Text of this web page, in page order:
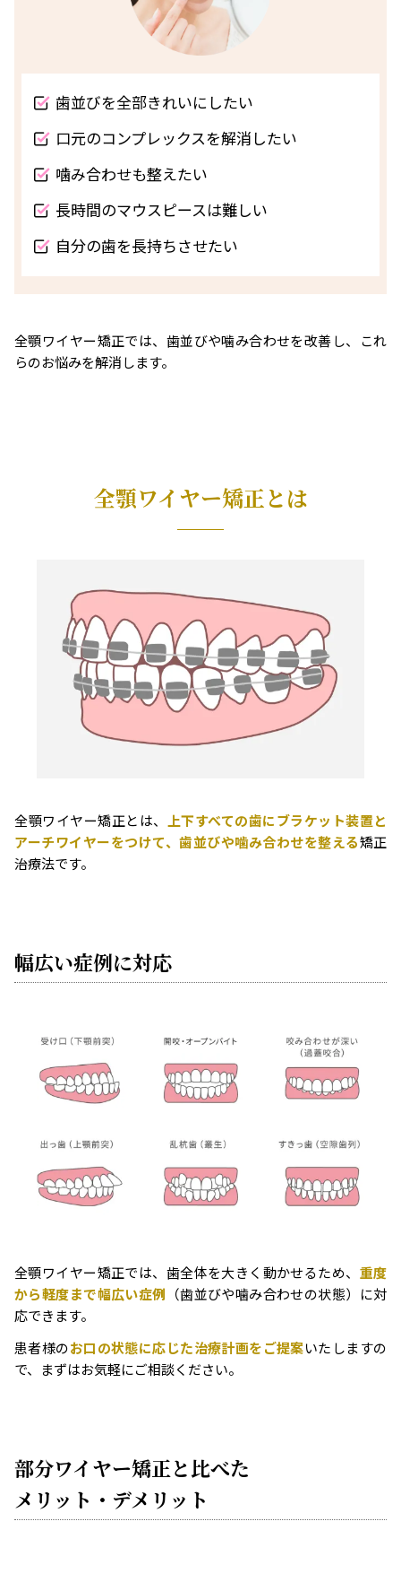
歯並びを全部きれいにしたい
口元のコンプレックスを解消したい
噛み合わせも整えたい
長時間のマウスピースは難しい
自分の歯を長持ちさせたい
全顎ワイヤー矯正では、歯並びや噛み合わせを改善し、これ
らのお悩みを解消します。
全顎ワイヤー矯正とは
全顎ワイヤー矯正とは、
上下すべての歯にブラケット装置と
アーチワイヤーをつけて、歯並びや噛み合わせを整える矯正
治療法です。
幅広い症例に対応
全顎ワイヤー矯正では、歯全体を大きく動かせるため、 重度
から軽度まで幅広い症例 （歯並びや噛み合わせの状態）に対
応できます。
患者様のお口の状態に応じた治療計画をご提案いたしますの
で、まずはお気軽にご相談ください。
部分ワイヤー矯正と比べた
メリット・デメリット